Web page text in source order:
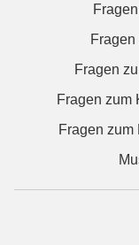
Fragen
Fragen zum
Fragen